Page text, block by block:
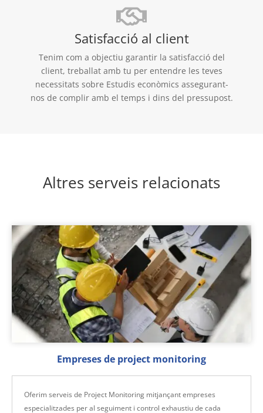
Satisfacció al client
Tenim com a objectiu garantir la satisfacció del
client, treballat amb tu per entendre les teves
necessitats sobre Estudis econòmics assegurant-
nos de complir amb el temps i dins del pressupost.
Altres serveis relacionats
Empreses de project monitoring
Oferim serveis de Project Monitoring mitjançant empreses
especialitzades per al seguiment i control exhaustiu de cada